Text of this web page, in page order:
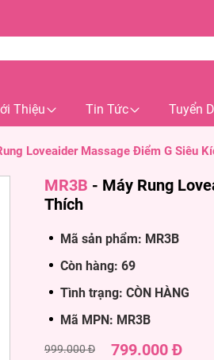
Thiệu Tin Tức Tuyển
Loveaider Massage Điểm G Siêu
MR3B - Máy Rung
Thích
Mã sản phẩm: MR3B
Còn hàng: 69
Tình trạng: CÒN HÀNG
Mã MPN: MR3B
999.000 Đ 799.000 Đ